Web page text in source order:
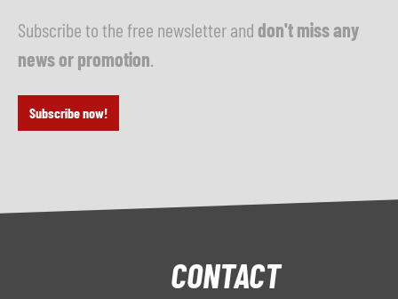
Subscribe to the free newsletter and don't miss any
news or promotion
Subscribe now!
CONTACT